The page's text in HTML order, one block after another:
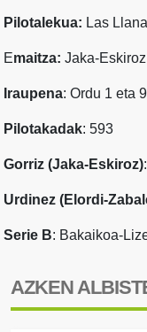
Pilotalekua: Las
Emaitza: Jaka-
Iraupena: Ordu 1 eta
Pilotakadak: 593
Gorriz (Jaka-Eskiroz)
Urdinez (Elordi-
Serie B: Bakaikoa-
AZKEN